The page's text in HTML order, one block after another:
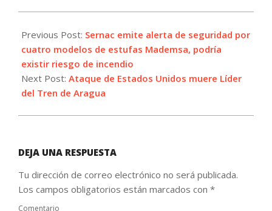
06-
13
Previous Post: Sernac emite alerta de seguridad por
cuatro modelos de estufas Mademsa, podría
existir riesgo de incendio
Next Post: Ataque de Estados Unidos muere Líder
del Tren de Aragua
DEJA UNA RESPUESTA
Tu dirección de correo electrónico no será publicada.
Los campos obligatorios están marcados con *
Comentario